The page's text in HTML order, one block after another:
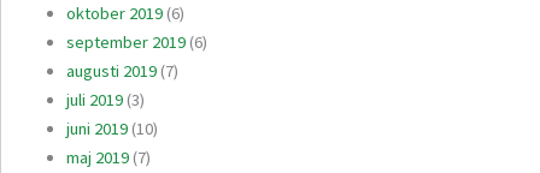
oktober 2019(6)
september 2019(6)
augusti 2019(7)
juli 2019(3)
juni 2019(10)
maj 2019(7)